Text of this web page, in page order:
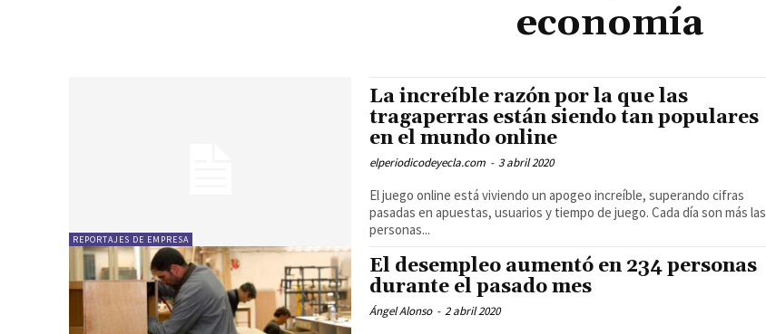
economía
REPORTAJES DE EMPRESA
La increíble razón por la que las
tragaperras están siendo tan populares
en el mundo online
elperiodicodeyecla.com - 3 abril 2020
El juego online está viviendo un apogeo increíble, superando cifras
pasadas en apuestas, usuarios y tiempo de juego. Cada día son más las
personas...
El desempleo aumentó en 234 personas
durante el pasado mes
Ángel Alonso - 2 abril 2020